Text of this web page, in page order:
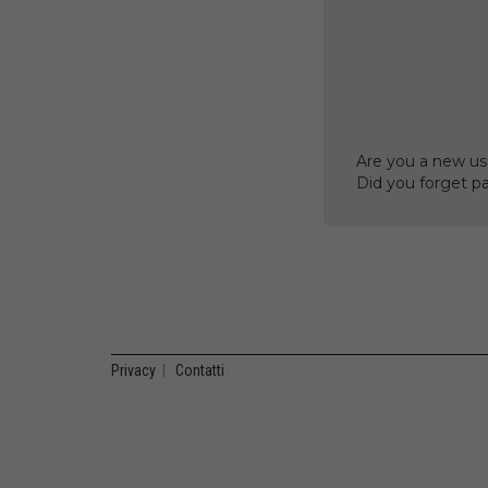
Are you a new
Did you forget
Privacy Contatti